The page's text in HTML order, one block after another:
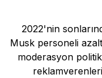
2022'nin
Musk personeli
moderasyon
reklamverenleri